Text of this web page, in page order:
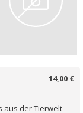
14,00 €
aus der Tierwelt